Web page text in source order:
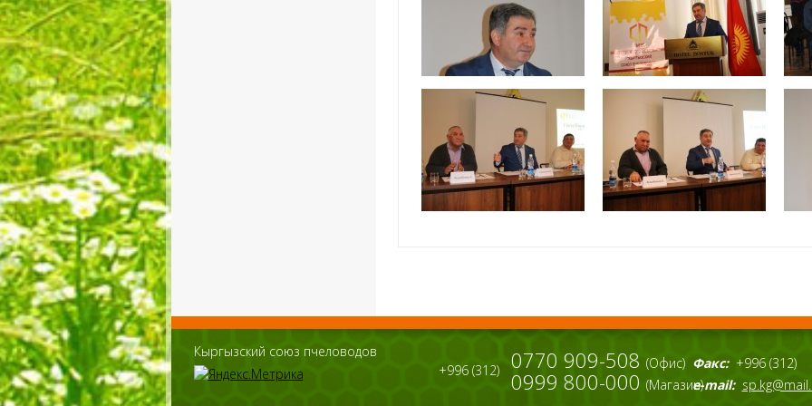
Кыргызский союз пчеловодов
+996 (312)
0770 909-508 (Офис)
0999 800-000 (Магазин)
Факс: +996 (312)
e-mail: